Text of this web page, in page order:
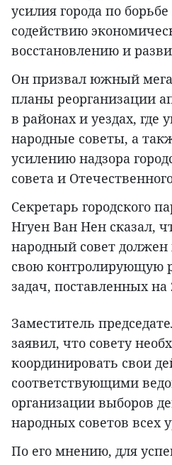
усилия города по борьбе
содействию
восстановлению и
Он призвал южный
планы реорганизации
в районах и уездах, где
народные советы, а
усилению надзора
совета и
Секретарь городского
Нгуен Ван Нен сказал,
народный совет должен
свою контролирующую
задач, поставленных на
Заместитель
заявил, что совету
координировать свои
соответствующими
организации выборов
народных советов всех
По его мнению, для